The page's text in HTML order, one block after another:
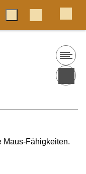
Maus-Fähigkeiten.